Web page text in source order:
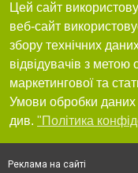
Цей сайт
веб-сайт
збору технічних
відвідувачів з метою
маркетингової та
Умови обробки даних
див. "Політика
Реклама на сайті